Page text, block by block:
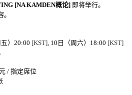
[NA KAMDEN概论] 即将举行。
） 20:00 [KST] , 10 日（周六） 18:00 [KST]
/ 指定席位